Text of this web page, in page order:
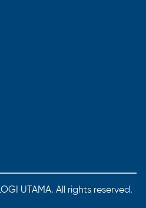
UTAMA. All rights reserved.